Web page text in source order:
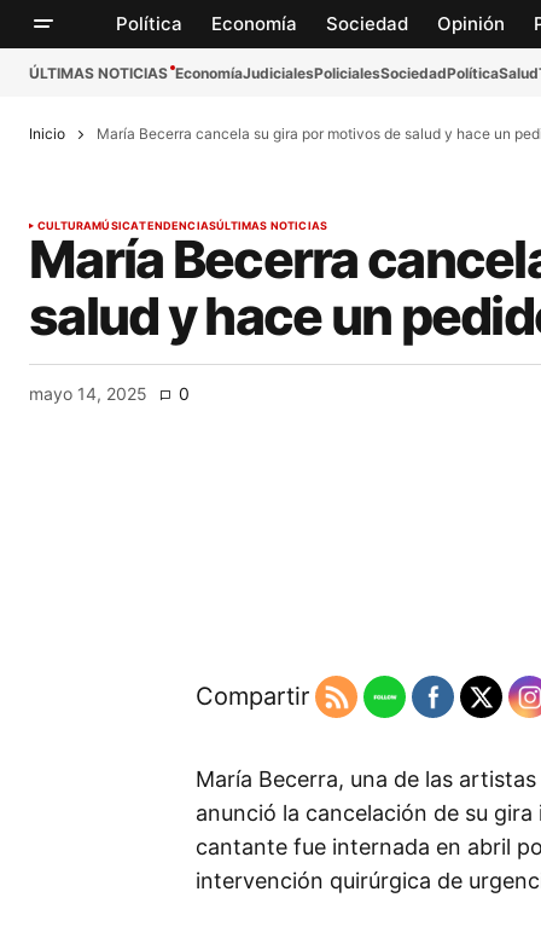
Política Economía Sociedad Opinión
ÚLTIMAS NOTICIAS EconomíaJudicialesPolicialesSociedadPolíticaSalud
Inicio María Becerra cancela su gira por motivos de salud y hace un
CULTURAMÚSICATENDENCIASÚLTIMAS NOTICIAS
María Becerra
salud y hace un
mayo 14, 2025 0
Compartir
María Becerra, una de las
anunció la cancelación de su
cantante fue internada en abril
intervención quirúrgica de